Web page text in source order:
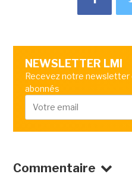
NEWSLETTER LMI
Recevez notre
abonnés
Commentaire